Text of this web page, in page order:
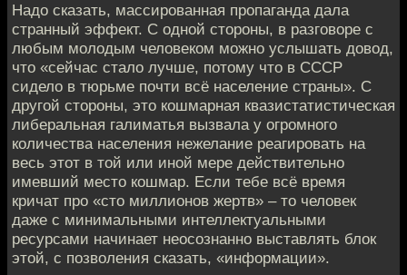
Надо сказать, массированная пропаганда дала
странный эффект. С одной стороны, в разговоре с
любым молодым человеком можно услышать довод,
что «сейчас стало лучше, потому что в СССР
сидело в тюрьме почти всё население страны». С
другой стороны, это кошмарная квазистатистическая
либеральная галиматья вызвала у огромного
количества населения нежелание реагировать на
весь этот в той или иной мере действительно
имевший место кошмар. Если тебе всё время
кричат про «сто миллионов жертв» – то человек
даже с минимальными интеллектуальными
ресурсами начинает неосознанно выставлять блок
этой, с позволения сказать, «информации».